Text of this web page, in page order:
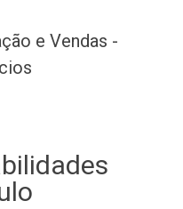
e Vendas -